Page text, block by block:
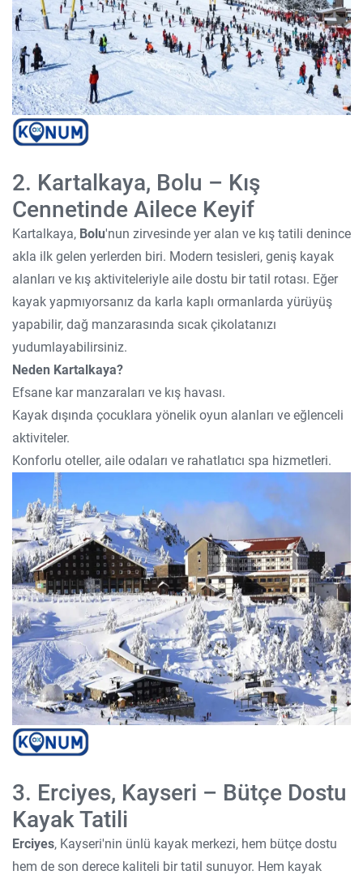
2. Kartalkaya, Bolu – Kış
Cennetinde Ailece Keyif
Kartalkaya, Bolu'nun zirvesinde yer alan ve kış tatili denince
akla ilk gelen yerlerden biri. Modern tesisleri, geniş kayak
alanları ve kış aktiviteleriyle aile dostu bir tatil rotası. Eğer
kayak yapmıyorsanız da karla kaplı ormanlarda yürüyüş
yapabilir, dağ manzarasında sıcak çikolatanızı
yudumlayabilirsiniz.
Neden Kartalkaya?
Efsane kar manzaraları ve kış havası.
Kayak dışında çocuklara yönelik oyun alanları ve eğlenceli
aktiviteler.
Konforlu oteller, aile odaları ve rahatlatıcı spa hizmetleri.
3. Erciyes, Kayseri – Bütçe Dostu
Kayak Tatili
Erciyes, Kayseri'nin ünlü kayak merkezi, hem bütçe dostu
hem de son derece kaliteli bir tatil sunuyor. Hem kayak